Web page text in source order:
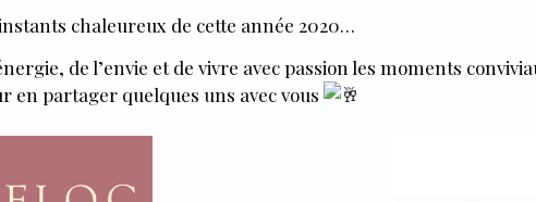
chaleureux de cette année 2020…
de l’envie et de vivre avec passion les moments
en partager quelques uns avec vous